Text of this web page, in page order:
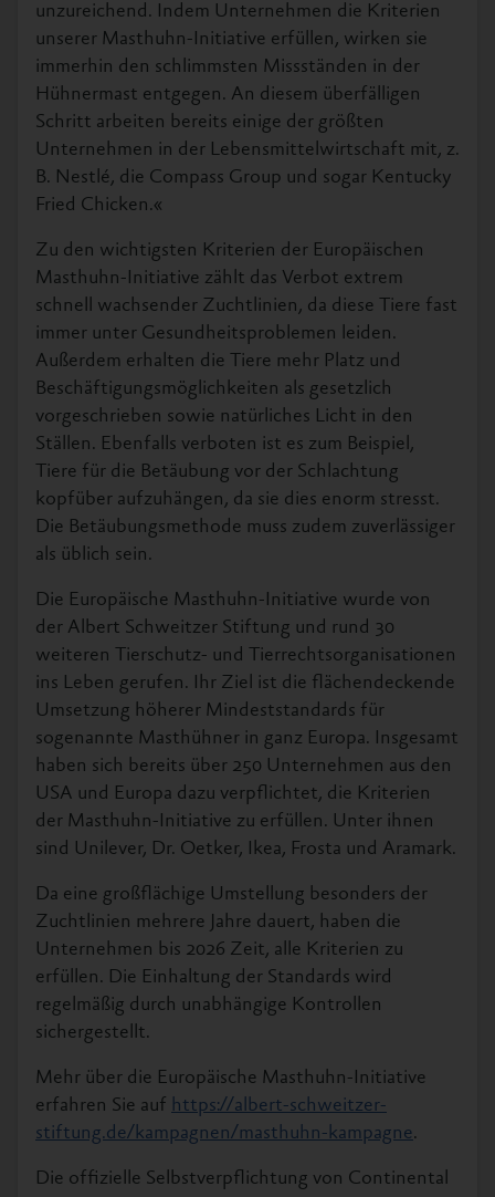
unzureichend. Indem Unternehmen die Kriterien
unserer Masthuhn-Initiative erfüllen, wirken sie
immerhin den schlimmsten Missständen in der
Hühnermast entgegen. An diesem überfälligen
Schritt arbeiten bereits einige der größten
Unternehmen in der Lebensmittelwirtschaft mit, z.
B. Nestlé, die Compass Group und sogar Kentucky
Fried Chicken.«
Zu den wichtigsten Kriterien der Europäischen
Masthuhn-Initiative zählt das Verbot extrem
schnell wachsender Zuchtlinien, da diese Tiere fast
immer unter Gesundheitsproblemen leiden.
Außerdem erhalten die Tiere mehr Platz und
Beschäftigungsmöglichkeiten als gesetzlich
vorgeschrieben sowie natürliches Licht in den
Ställen. Ebenfalls verboten ist es zum Beispiel,
Tiere für die Betäubung vor der Schlachtung
kopfüber aufzuhängen, da sie dies enorm stresst.
Die Betäubungsmethode muss zudem zuverlässiger
als üblich sein.
Die Europäische Masthuhn-Initiative wurde von
der Albert Schweitzer Stiftung und rund 30
weiteren Tierschutz- und Tierrechtsorganisationen
ins Leben gerufen. Ihr Ziel ist die flächendeckende
Umsetzung höherer Mindeststandards für
sogenannte Masthühner in ganz Europa. Insgesamt
haben sich bereits über 250 Unternehmen aus den
USA und Europa dazu verpflichtet, die Kriterien
der Masthuhn-Initiative zu erfüllen. Unter ihnen
sind Unilever, Dr. Oetker, Ikea, Frosta und Aramark.
Da eine großflächige Umstellung besonders der
Zuchtlinien mehrere Jahre dauert, haben die
Unternehmen bis 2026 Zeit, alle Kriterien zu
erfüllen. Die Einhaltung der Standards wird
regelmäßig durch unabhängige Kontrollen
sichergestellt.
Mehr über die Europäische Masthuhn-Initiative
erfahren Sie auf https://albert-schweitzer-
stiftung.de/kampagnen/masthuhn-kampagne.
Die offizielle Selbstverpflichtung von Continental